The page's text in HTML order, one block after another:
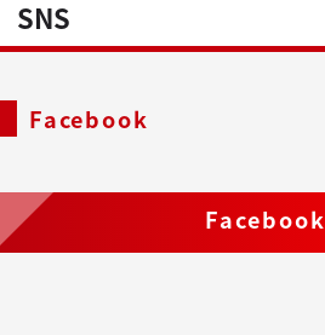
SNS
Facebook
Facebook